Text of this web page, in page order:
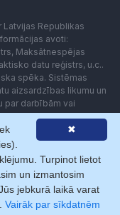
Republikas
avoti:
Maksātnespējas
datu reģistrs, u.c..
spēka. Sistēmas
aizsardzības likumu un
par darbībām vai
Lietotājam aizliegts
iekārtas (robotus)
ar Firmas.lv. Galvenā
ar
✖
Turpinot lietot
un izmantosim
jebkurā laikā varat
Vairāk par sīkdatnēm